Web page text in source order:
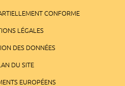
CONFORME
LÉGALES
DES DONNÉES
DU SITE
EUROPÉENS